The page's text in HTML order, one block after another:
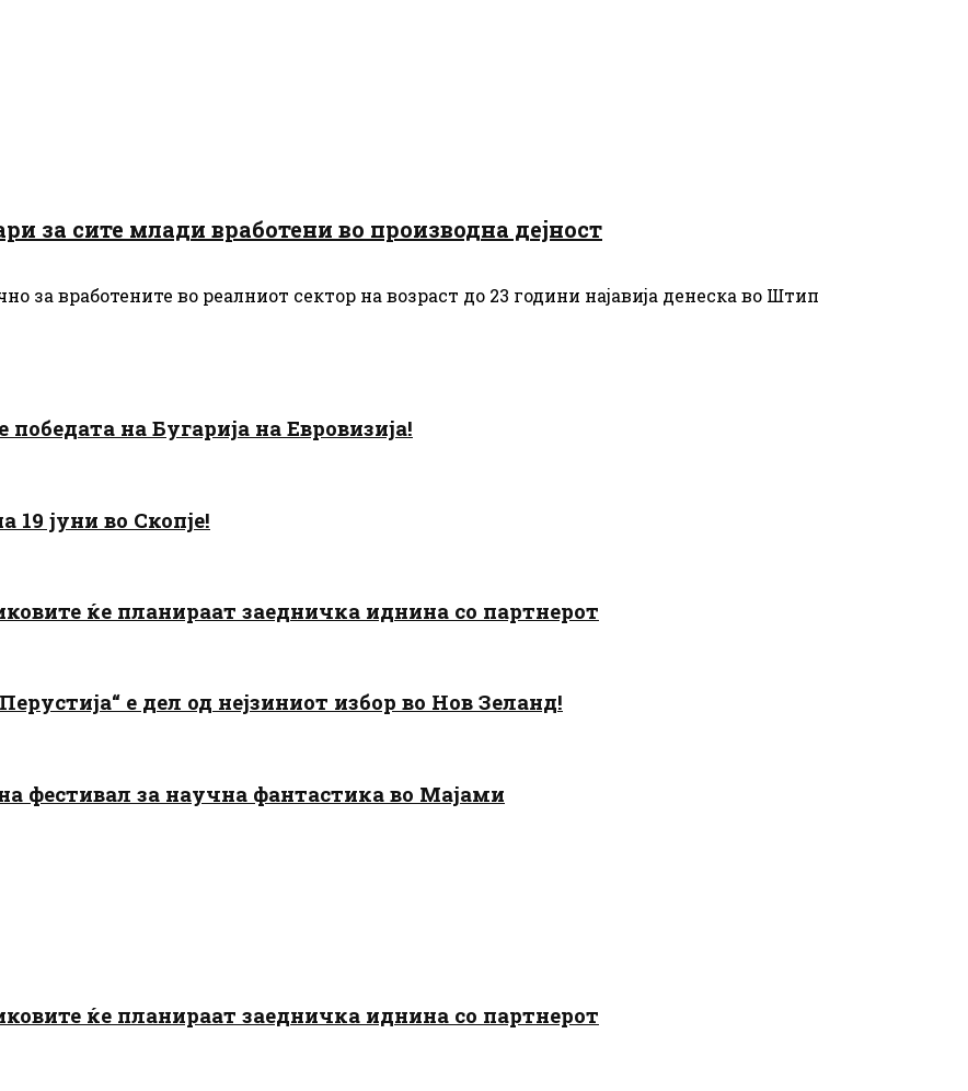
за сите млади вработени во производна дејност
за вработените во реалниот сектор на возраст до 23 години најавија денеска во Штип
победата на Бугарија на Евровизија!
19 јуни во Скопје!
ќе планираат заедничка иднина со партнерот
е дел од нејзиниот избор во Нов Зеланд!
фестивал за научна фантастика во Мајами
ќе планираат заедничка иднина со партнерот